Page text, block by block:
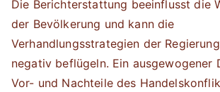
Die Berichterstattung beeinflusst die
der Bevölkerung und kann die
Verhandlungsstrategien der
negativ beflügeln. Ein ausgewogener
Vor- und Nachteile des